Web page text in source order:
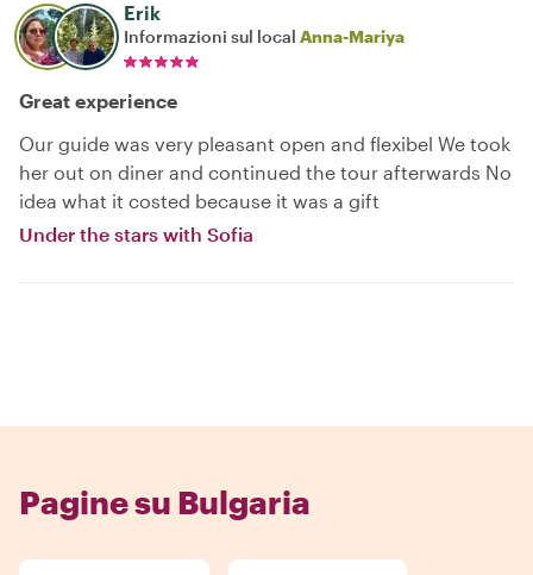
Erik
Informazioni sul local Anna-Mariya
Great experience
Our guide was very pleasant open and flexibel We took
her out on diner and continued the tour afterwards No
idea what it costed because it was a gift
Under the stars with Sofia
Pagine su Bulgaria